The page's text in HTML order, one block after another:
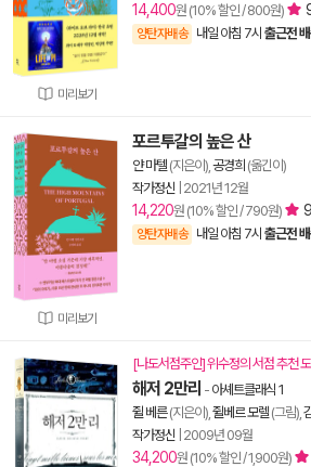
미리보기
14,400원 (10% 할인 / 800원)
양탄자배송 내일 아침 7시 출근전
미리보기
포르투갈의 높은 산
얀 마텔 (지은이), 공경희 (옮긴이)
작가정신 2021년 12월
14,220원 (10% 할인 / 790원)
양탄자배송 내일 아침 7시 출근전
[나도서점주인] 위수정의 서점 추천
해저 2만리 - 아셰트클래식 1
쥘 베른(지은이), 쥘베르 모렐 (그림),
작가정신 2009년 09월
34,200원 (10% 할인 / 1,900원)